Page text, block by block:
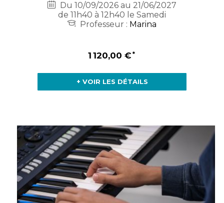
Du 10/09/2026 au 21/06/2027
de 11h40 à 12h40 le Samedi
Professeur : Marina
1 120,00 €
+ VOIR LES DÉTAILS